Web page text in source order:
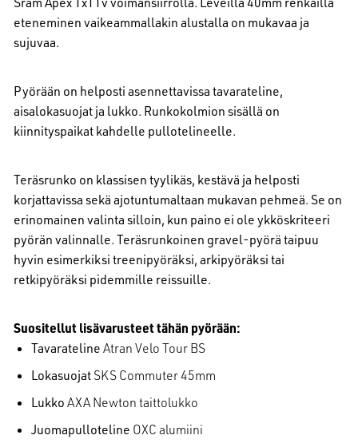
eteneminen vaikeammallakin alustalla on mukavaa ja
sujuvaa.
Pyörään on helposti asennettavissa tavarateline,
aisalokasuojat ja lukko. Runkokolmion sisällä on
kiinnityspaikat kahdelle pullotelineelle.
Teräsrunko on klassisen tyylikäs, kestävä ja helposti
korjattavissa sekä ajotuntumaltaan mukavan pehmeä. Se on
erinomainen valinta silloin, kun paino ei ole ykköskriteeri
pyörän valinnalle. Teräsrunkoinen gravel-pyörä taipuu
hyvin esimerkiksi treenipyöräksi, arkipyöräksi tai
retkipyöräksi pidemmille reissuille.
Suositellut lisävarusteet tähän pyörään:
TavaratelineAtran Velo Tour BS
Lokasuojat SKS Commuter 45mm
LukkoAXA Newton taittolukko
Juomapulloteline OXC alumiini